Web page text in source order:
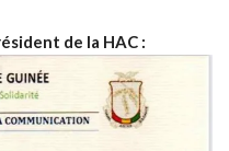
de la HAC :